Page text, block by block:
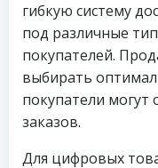
гибкую систему
под различные
покупателей.
выбирать
покупатели могут
заказов.
Для цифровых